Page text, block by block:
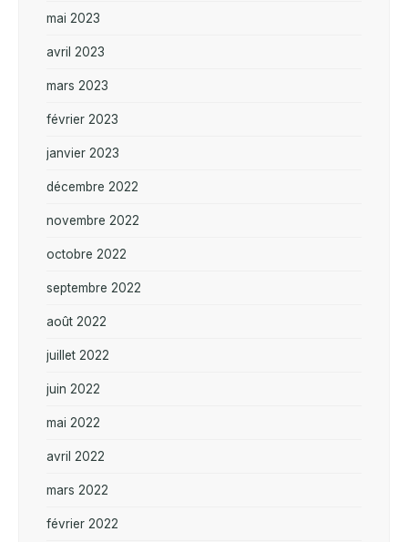
mai 2023
avril 2023
mars 2023
février 2023
janvier 2023
décembre 2022
novembre 2022
octobre 2022
septembre 2022
août 2022
juillet 2022
juin 2022
mai 2022
avril 2022
mars 2022
février 2022